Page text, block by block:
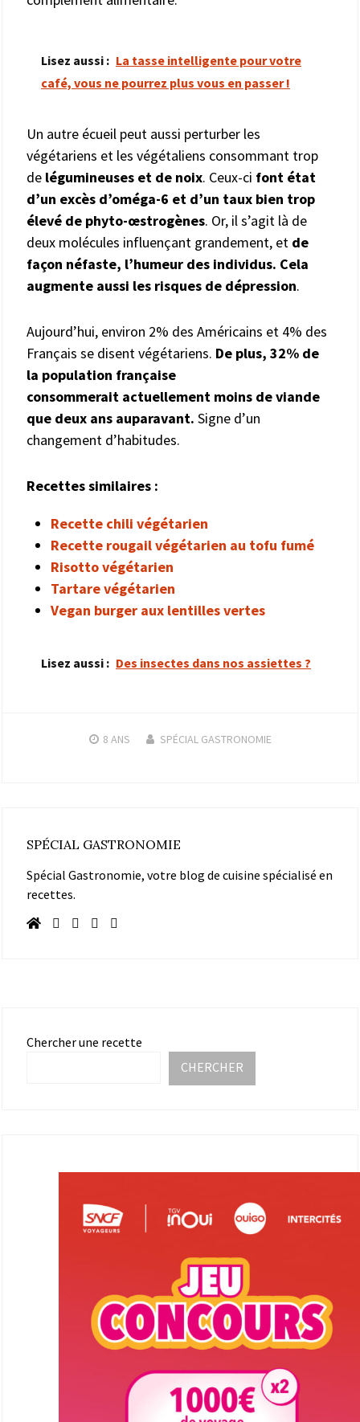
Lisez aussi : La tasse intelligente pour votre
café, vous ne pourrez plus vous en passer !
Un autre écueil peut aussi perturber les
végétariens et les végétaliens consommant trop
de légumineuses et de noix. Ceux-ci font état
d’un excès d’oméga-6 et d’un taux bien trop
élevé de phyto-œstrogènes. Or, il s’agit là de
deux molécules influençant grandement, et de
façon néfaste, l’humeur des individus. Cela
augmente aussi les risques de dépression.
Aujourd’hui, environ 2% des Américains et 4% des
Français se disent végétariens. De plus, 32% de
la population française
consommerait actuellement moins de viande
que deux ans auparavant. Signe d’un
changement d’habitudes.
Recettes similaires :
Recette chili végétarien
Recette rougail végétarien au tofu fumé
Risotto végétarien
Tartare végétarien
Vegan burger aux lentilles vertes
Lisez aussi : Des insectes dans nos assiettes ?
8 ANS SPÉCIAL GASTRONOMIE
SPÉCIAL GASTRONOMIE
Spécial Gastronomie, votre blog de cuisine spécialisé en
recettes.
Chercher une recette
CHERCHER